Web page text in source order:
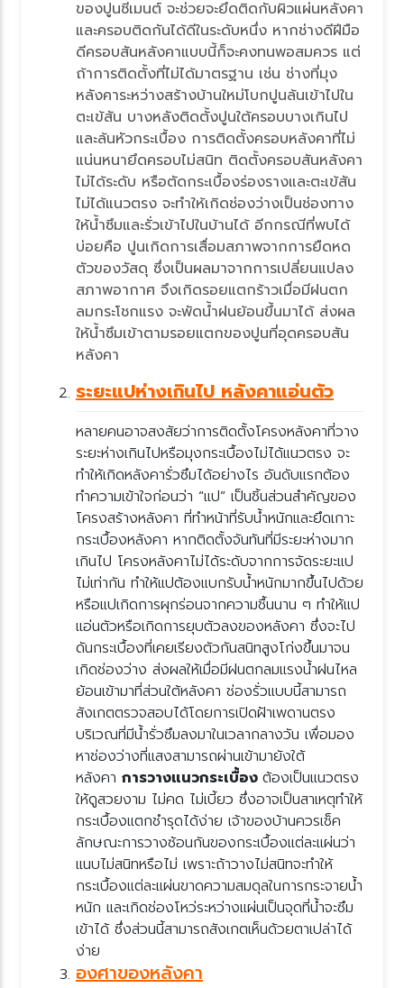
ของปูนซีเมนต์ จะช่วยจะยึดติดกับผิวแผ่นหลังคา
ละครอบติดกันได้ดีในระดับหนึ่ง หากช่างดีฝีมือ
ดีครอบสันหลังคาแบบนี้ก็จะคงทนพอสมควร แต่
ถ้าการติดตั้งที่ไม่ได้มาตรฐาน เช่น ช่างที่มุง
หลังคาระหว่างสร้างบ้านใหม่โบกปูนล้นเข้าไปใน
ตะเข้สัน บางหลังติดตั้งปูนใต้ครอบบางเกินไป
ละล้นหัวกระเบื้อง การติดตั้งครอบหลังคาที่ไม่
น่นหนายึดครอบไม่สนิท ติดตั้งครอบสันหลังคา
ไม่ได้ระดับ หรือตัดกระเบื้องร่องรางและตะเข้สัน
ไม่ได้แนวตรง จะทำให้เกิดช่องว่างเป็นช่องทาง
ห้น้ำซึมและรั่วเข้าไปในบ้านได้ อีกกรณีที่พบได้
บ่อยคือ ปูนเกิดการเสื่อมสภาพจากการยืดหด
ตัวของวัสดุ ซึ่งเป็นผลมาจากการเปลี่ยนแปลง
สภาพอากาศ จึงเกิดรอยแตกร้าวเมื่อมีฝนตก
ลมกระโชกแรง จะพัดน้ำฝนย้อนขึ้นมาได้ ส่งผล
ห้น้ำซึมเข้าตามรอยแตกของปูนที่อุดครอบสัน
หลังคา
ระยะแปห่างเกินไป หลังคาแอ่นตัว
หลายคนอาจสงสัยว่าการติดตั้งโครงหลังคาที่วาง
ระยะห่างเกินไปหรือมุงกระเบื้องไม่ได้แนวตรง จะ
ทำให้เกิดหลังคารั่วซึมได้อย่างไร อันดับแรกต้อง
ทำความเข้าใจก่อนว่า “แป” เป็นชิ้นส่วนสำคัญของ
ครงสร้างหลังคา ที่ทำหน้าที่รับน้ำหนักและยึดเกาะ
กระเบื้องหลังคา หากติดตั้งจันทันที่มีระยะห่างมาก
เกินไป โครงหลังคาไม่ได้ระดับจากการจัดระยะแป
ไม่เท่ากัน ทำให้แปต้องแบกรับน้ำหนักมากขึ้นไปด้ว
หรือแปเกิดการผุกร่อนจากความชื้นนาน ๆ ทำให้แป
อ่นตัวหรือเกิดการยุบตัวลงของหลังคา ซึ่งจะไป
ดันกระเบื้องที่เคยเรียงตัวกันสนิทสูงโก่งขึ้นมาจน
เกิดช่องว่าง ส่งผลให้เมื่อมีฝนตกลมแรงน้ำฝนไหล
้อนเข้ามาที่ส่วนใต้หลังคา ช่องรั่วแบบนี้สามารถ
สังเกตตรวจสอบได้โดยการเปิดฝ้าเพดานตรง
บริเวณที่มีน้ำรั่วซึมลงมาในเวลากลางวัน เพื่อมอง
หาช่องว่างที่แสงสามารถผ่านเข้ามายังใต้
หลังคา การวางแนวกระเบื้อง ต้องเป็นแนวตรง
ห้ดูสวยงาม ไม่คด ไม่เบี้ยว ซึ่งอาจเป็นสาเหตุทำให้
กระเบื้องแตกชำรุดได้ง่าย เจ้าของบ้านควรเช็ค
ลักษณะการวางซ้อนกันของกระเบื้องแต่ละแผ่นว่า
นบไม่สนิทหรือไม่ เพราะถ้าวางไม่สนิทจะทำให้
กระเบื้องแต่ละแผ่นขาดความสมดุลในการกระจายน้ำ
หนัก และเกิดช่องโหว่ระหว่างแผ่นเป็นจุดที่น้ำจะซึม
เข้าได้ ซึ่งส่วนนี้สามารถสังเกตเห็นด้วยตาเปล่าได้
ง่า
องศาของหลังคา